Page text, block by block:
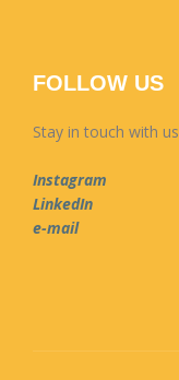
FOLLOW US
Stay in touch with us
Instagram
LinkedIn
e-mail